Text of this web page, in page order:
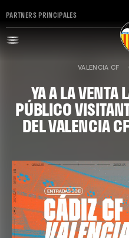
PARTNERS PRINCIPALES
VALENCIA CF
YA A LA VENTA
PÚBLICO
DEL VALENCIA